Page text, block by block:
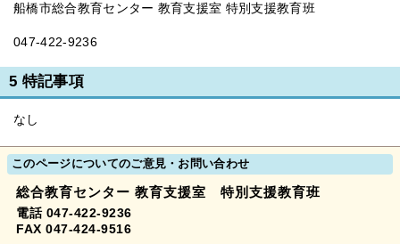
船橋市総合教育センター 教育支援室 特別支援教育班
047-422-9236
5 特記事項
なし
このページについてのご意見・お問い合わせ
総合教育センター 教育支援室 特別支援教育班
電話 047-422-9236
FAX 047-424-9516